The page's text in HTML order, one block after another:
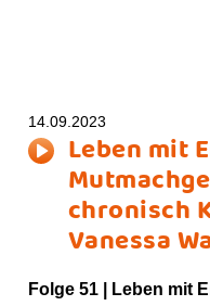
Leben mit
chronisch
Vanessa
14.09.2023
Folge 51 |
Leben mit